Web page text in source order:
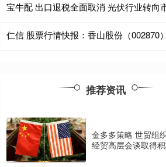
宝牛配 出口退税全面取消 光伏行业转向
推荐资讯
金多多策略 世贸组
经贸高层会谈取得